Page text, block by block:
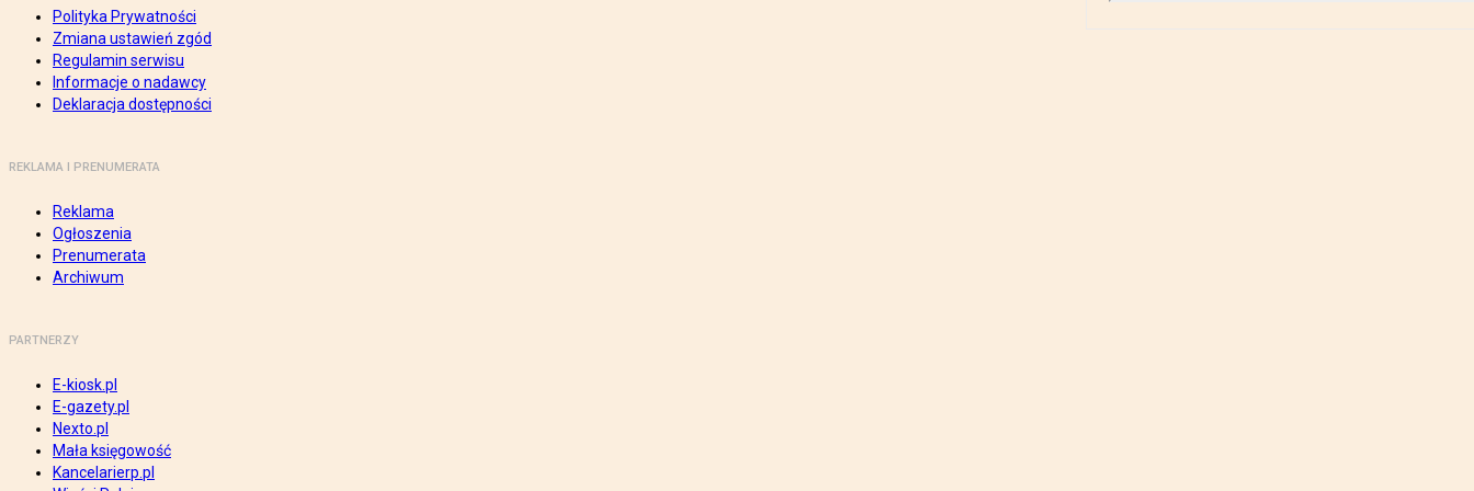
Polityka Prywatności
Zmiana ustawień zgód
Regulamin serwisu
Informacje o nadawcy
Deklaracja dostępności
REKLAMA I PRENUMERATA
Reklama
Ogłoszenia
Prenumerata
Archiwum
PARTNERZY
E-kiosk.pl
E-gazety.pl
Nexto.pl
Mała księgowość
Kancelarierp.pl